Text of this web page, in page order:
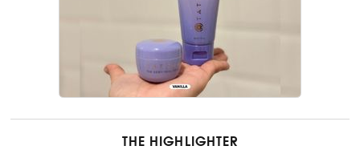
THE HIGHLIGHTER